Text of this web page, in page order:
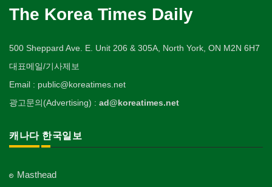
The Korea Times Daily
500 Sheppard Ave. E. Unit 206 & 305A, North York, ON M2N 6H7
대표메일/기사제보
Email : public@koreatimes.net
광고문의(Advertising) : ad@koreatimes.net
캐나다 한국일보
Masthead